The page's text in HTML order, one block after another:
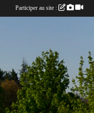
Participer au site :